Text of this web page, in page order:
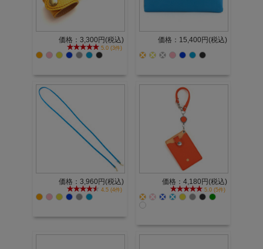
価格：3,300円(税込)
5.0 (3件)
価格：15,400円(税込)
価格：3,960円(税込)
4.5 (4件)
価格：4,180円(税込)
5.0 (5件)